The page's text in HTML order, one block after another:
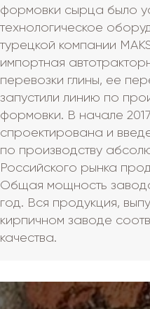
формовки сырца было
технологическое
турецкой компании
импортная
перевозки глины, ее
запустили линию по
формовки. В начале
спроектирована и
по производству
Российского рынка
Общая мощность
год. Вся продукция,
кирпичном заводе
качества.